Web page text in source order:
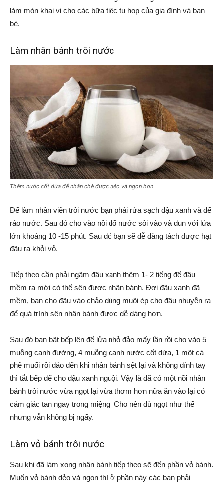
làm món khai vị cho các bữa tiệc tụ họp của gia đình và bạn
bè.
Làm nhân bánh trôi nước
Thêm nước cốt dừa để nhân chè được béo và ngon hơn
Để làm nhân viên trôi nước bạn phải rửa sạch đậu xanh và để
ráo nước. Sau đó cho vào nồi đổ nước sôi vào và đun với lửa
lớn khoảng 10 -15 phút. Sau đó bạn sẽ dễ dàng tách được hạt
đậu ra khỏi vỏ.
Tiếp theo cần phải ngâm đậu xanh thêm 1- 2 tiếng để đậu
mềm ra mới có thể sên được nhân bánh. Đợi đậu xanh đã
mềm, bạn cho đậu vào chảo dùng muôi ép cho đậu nhuyễn ra
để quá trình sên nhân bánh được dễ dàng hơn.
Sau đó bạn bật bếp lên để lửa nhỏ đảo mấy lần rồi cho vào 5
muỗng canh đường, 4 muỗng canh nước cốt dừa, 1 một cà
phê muối rồi đảo đến khi nhân bánh sệt lại và không dính tay
thì tắt bếp để cho đậu xanh nguội. Vậy là đã có một nồi nhân
bánh trôi nước vừa ngọt lại vừa thơm hơn nữa ăn vào lại có
cảm giác tan ngay trong miệng. Cho nên dù ngọt như thế
nhưng vẫn không bị ngấy.
Làm vỏ bánh trôi nước
Sau khi đã làm xong nhân bánh tiếp theo sẽ đến phần vỏ bánh.
Muốn vỏ bánh dẻo và ngon thì ở phần này các bạn phải